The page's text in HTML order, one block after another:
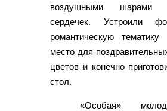
воздушными
сердечек. Устроили
романтическую
место для
цветов и конечно
стол.
«Особая»